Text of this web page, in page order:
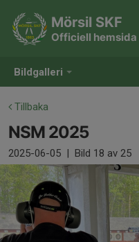
Bildgalleri
Mörsil SKF
Officiell hemsida
Tillbaka
NSM 2025
2025-06-05 | Bild 18 av 25